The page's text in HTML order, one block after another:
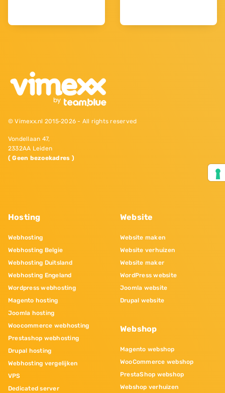
© Vimexx.nl 2015‐2026 - All rights reserved
Vondellaan 47,
2332AA Leiden
( Geen bezoekadres )
Hosting
Webhosting
Webhosting Belgie
Webhosting Duitsland
Webhosting Engeland
Wordpress webhosting
Magento hosting
Joomla hosting
Woocommerce webhosting
Prestashop webhosting
Drupal hosting
Webhosting vergelijken
VPS
Dedicated server
Website
Website maken
Website verhuizen
Website maker
WordPress website
Joomla website
Drupal website
Webshop
Magento webshop
WooCommerce webshop
PrestaShop webshop
Webshop verhuizen